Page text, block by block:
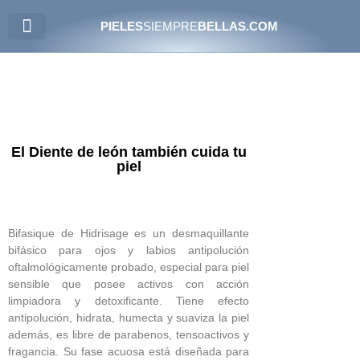
PIELESSIEMPREBELLAS.COM
El Diente de león también cuida tu
piel
Bifasique de Hidrisage es un desmaquillante
bifásico para ojos y labios antipolución
oftalmológicamente probado, especial para piel
sensible que posee activos con acción
limpiadora y detoxificante. Tiene efecto
antipolución, hidrata, humecta y suaviza la piel
además, es libre de parabenos, tensoactivos y
fragancia. Su fase acuosa está diseñada para